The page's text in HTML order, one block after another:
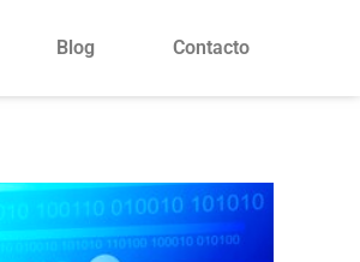
Blog Contacto